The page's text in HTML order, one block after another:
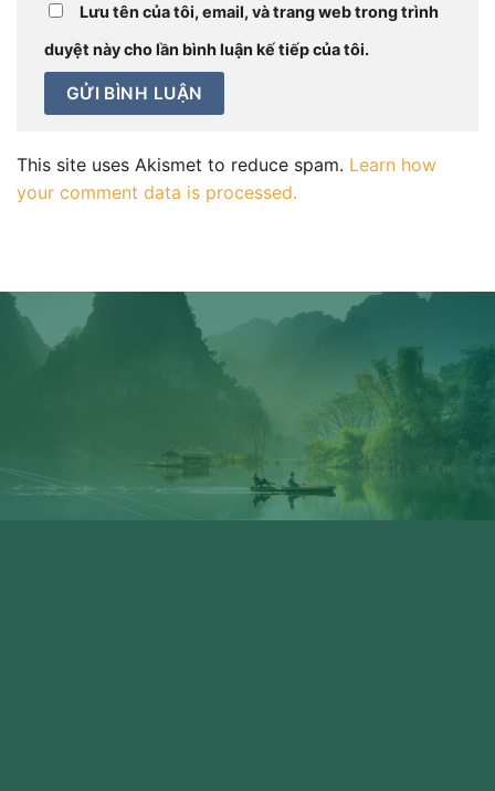
Lưu tên của tôi, email, và trang web trong trình
duyệt này cho lần bình luận kế tiếp của tôi.
This site uses Akismet to reduce spam. Learn how
your comment data is processed.